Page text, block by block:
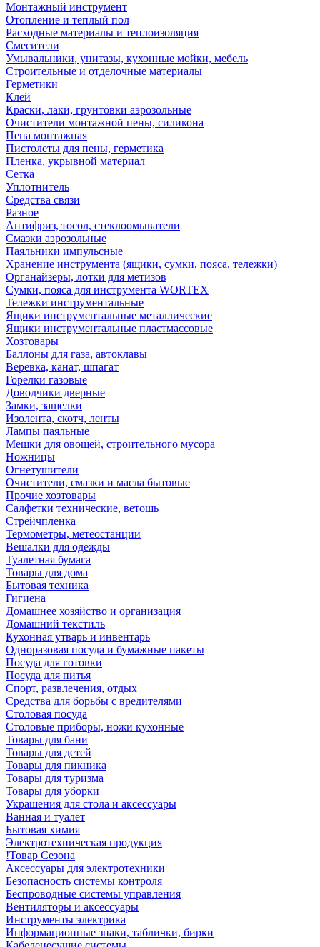
Монтажный инструмент
Отопление и теплый пол
Расходные материалы и теплоизоляция
Смесители
Умывальники, унитазы, кухонные мойки, мебель
Строительные и отделочные материалы
Герметики
Клей
Краски, лаки, грунтовки аэрозольные
Очистители монтажной пены, силикона
Пена монтажная
Пистолеты для пены, герметика
Пленка, укрывной материал
Сетка
Уплотнитель
Средства связи
Разное
Антифриз, тосол, стеклоомыватели
Смазки аэрозольные
Паяльники импульсные
Хранение инструмента (ящики, сумки, пояса, тележки)
Органайзеры, лотки для метизов
Сумки, пояса для инструмента WORTEX
Тележки инструментальные
Ящики инструментальные металлические
Ящики инструментальные пластмассовые
Хозтовары
Баллоны для газа, автоклавы
Веревка, канат, шпагат
Горелки газовые
Доводчики дверные
Замки, защелки
Изолента, скотч, ленты
Лампы паяльные
Мешки для овощей, строительного мусора
Ножницы
Огнетушители
Очистители, смазки и масла бытовые
Прочие хозтовары
Салфетки технические, ветошь
Стрейчпленка
Термометры, метеостанции
Вешалки для одежды
Туалетная бумага
Товары для дома
Бытовая техника
Гигиена
Домашнее хозяйство и организация
Домашний текстиль
Кухонная утварь и инвентарь
Одноразовая посуда и бумажные пакеты
Посуда для готовки
Посуда для питья
Спорт, развлечения, отдых
Средства для борьбы с вредителями
Столовая посуда
Столовые приборы, ножи кухонные
Товары для бани
Товары для детей
Товары для пикника
Товары для туризма
Товары для уборки
Украшения для стола и аксессуары
Ванная и туалет
Бытовая химия
Электротехническая продукция
!Товар Сезона
Аксессуары для электротехники
Безопасность системы контроля
Беспроводные системы управления
Вентиляторы и аксессуары
Инструменты электрика
Информационные знаки, таблички, бирки